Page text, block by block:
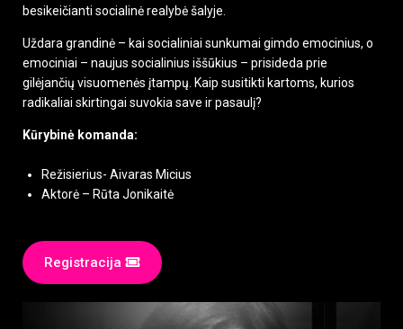
besikeičianti socialinė realybė šalyje.
Uždara grandinė – kai socialiniai sunkumai gimdo emocinius, o
emociniai – naujus socialinius iššūkius – prisideda prie
gilėjančių visuomenės įtampų. Kaip susitikti kartoms, kurios
radikaliai skirtingai suvokia save ir pasaulį?
Kūrybinė komanda:
Režisierius- Aivaras Micius
Aktorė – Rūta Jonikaitė
Registracija